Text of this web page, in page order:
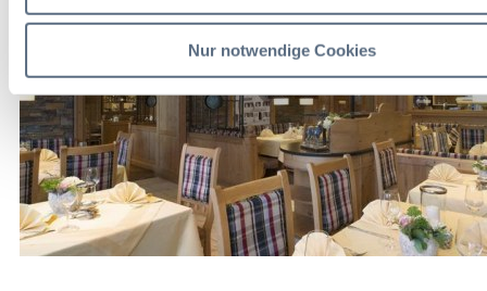
Nur notwendige Cookies